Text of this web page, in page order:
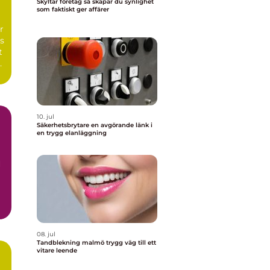
som faktiskt ger affärer
10. jul
Säkerhetsbrytare en avgörande länk i
en trygg elanläggning
08. jul
Tandblekning malmö trygg väg till ett
vitare leende